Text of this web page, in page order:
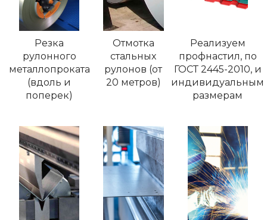
Резка
рулонного
металлопроката
(вдоль и
поперек)
Отмотка
стальных
рулонов (от
20 метров)
Реализуем
профнастил, по
ГОСТ 2445-2010, и
индивидуальным
размерам